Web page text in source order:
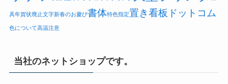
具年賀状廃止文字新春のお慶び書体特色指定置き看板ドットコム
色について高温注意
当社のネットショップです。